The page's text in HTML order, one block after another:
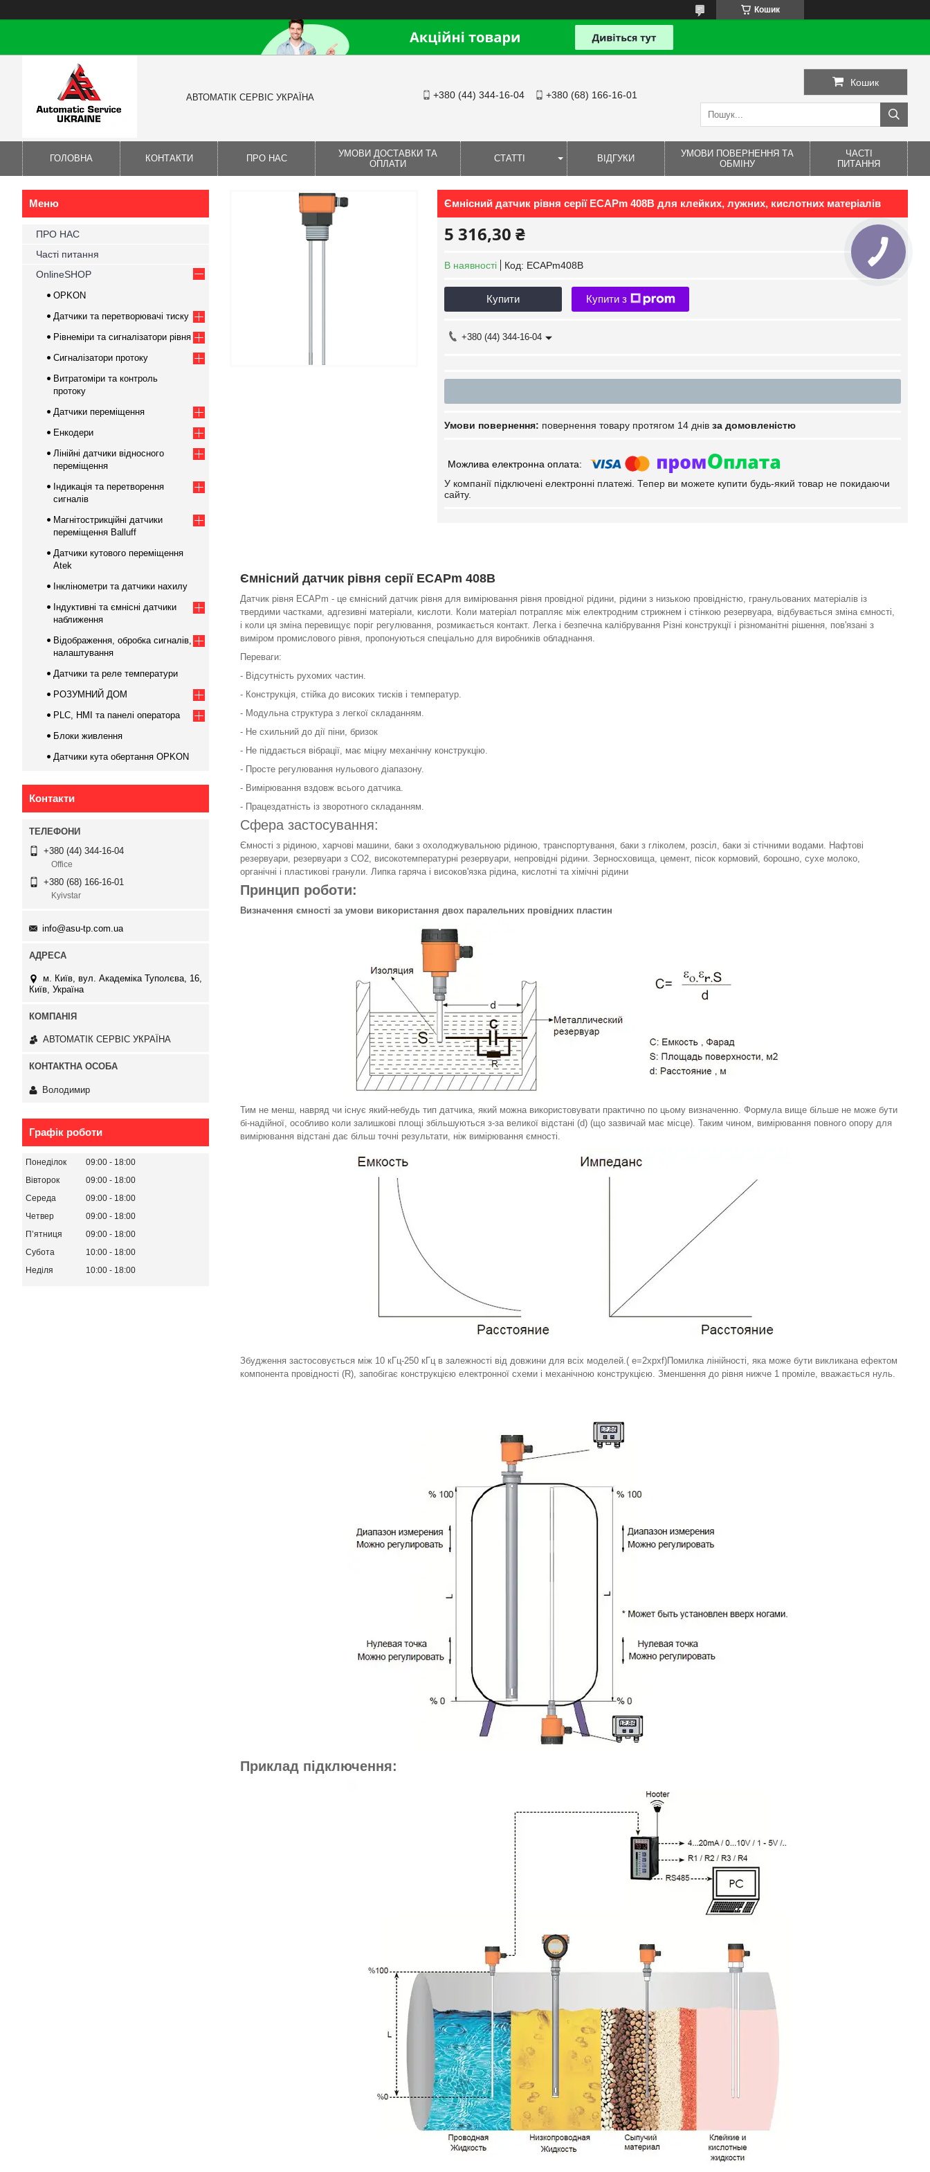
Кошик
АВТОМАТІК СЕРВІС УКРАЇНА +380 (44) 344-16-04 +380 (68) 166-16-01
Кошик
ГОЛОВНА КОНТАКТИ ПРО НАС
УМОВИ ДОСТАВКИ ТА
ОПЛАТИ
СТАТТІ ВІДГУКИ
УМОВИ ПОВЕРНЕННЯ ТА
ОБМІНУ
ЧАСТІ
ПИТАННЯ
Ємнісний датчик рівня серії ECAPm 408B для клейких, лужних, кислотних матеріалів
5 316,30 ₴
В наявності Код: ECAPm408B
Купити Купити з
+380 (44) 344-16-04
повернення товару протягом 14 днів за домовленістю
У компанії підключені електронні платежі. Тепер ви можете купити будь-який товар не покидаючи
сайту.
Ємнісний датчик рівня серії ECAPm 408B
Датчик рівня ECAPm - це ємнісний датчик рівня для вимірювання рівня провідної рідини, рідини з низькою провідністю, гранульованих матеріалів із
твердими частками, адгезивні матеріали, кислоти. Коли матеріал потрапляє між електродним стрижнем і стінкою резервуара, відбувається зміна ємності,
і коли ця зміна перевищує поріг регулювання, розмикається контакт. Легка і безпечна калібрування Різні конструкції і різноманітні рішення, пов'язані з
виміром промислового рівня, пропонуються спеціально для виробників обладнання.
Переваги:
- Відсутність рухомих частин.
- Конструкція, стійка до високих тисків і температур.
- Модульна структура з легкої складанням.
- Не схильний до дії піни, бризок
- Не піддається вібрації, має міцну механічну конструкцію.
- Просте регулювання нульового діапазону.
- Вимірювання вздовж всього датчика.
- Працездатність із зворотного складанням.
Сфера застосування:
Ємності з рідиною, харчові машини, баки з охолоджувальною рідиною, транспортування, баки з гліколем, розсіл, баки зі стічними водами. Нафтові
резервуари, резервуари з СО2, високотемпературні резервуари, непровідні рідини. Зерносховища, цемент, пісок кормовий, борошно, сухе молоко,
органічні і пластикові гранули. Липка гаряча і високов'язка рідина, кислотні та хімічні рідини
Принцип роботи:
Визначення ємності за умови використання двох паралельних провідних пластин
Тим не менш, навряд чи існує який-небудь тип датчика, який можна використовувати практично по цьому визначенню. Формула вище більше не може бути
бі-надійної, особливо коли залишкові площі збільшуються з-за великої відстані (d) (що зазвичай має місце). Таким чином, вимірювання повного опору для
вимірювання відстані дає більш точні результати, ніж вимірювання ємності.
Збудження застосовується між 10 кГц-250 кГц в залежності від довжини для всіх моделей.( e=2xpxf)Помилка лінійності, яка може бути викликана ефектом
компонента провідності (R), запобігає конструкцією електронної схеми і механічною конструкцією. Зменшення до рівня нижче 1 проміле, вважається нуль.
Приклад підключення:
ПРО НАС
Часті питання
OnlineSHOP
OPKON
Датчики та перетворювачі тиску
Рівнеміри та сигналізатори рівня
Сигналізатори протоку
Витратоміри та контроль
протоку
Датчики переміщення
Енкодери
Лінійні датчики відносного
переміщення
Індикація та перетворення
сигналів
Магнітострикційні датчики
переміщення Balluff
Датчики кутового переміщення
Atek
Інклінометри та датчики нахилу
Індуктивні та ємнісні датчики
наближення
Відображення, обробка сигналів,
налаштування
Датчики та реле температури
РОЗУМНИЙ ДОМ
PLC, HMI та панелі оператора
Блоки живлення
Датчики кута обертання OPKON
Контакти
+380 (44) 344-16-04
Office
+380 (68) 166-16-01
Kyivstar
info@asu-tp.com.ua
м. Київ, вул. Академіка Туполєва, 16,
Київ, Україна
АВТОМАТІК СЕРВІС УКРАЇНА
Володимир
Графік роботи
Понеділок 09:00
18:00
Вівторок
09:00
18:00
Середа
09:00
18:00
Четвер
09:00
18:00
Пʼятниця
09:00
18:00
Субота
10:00
18:00
Неділя
10:00 18:00